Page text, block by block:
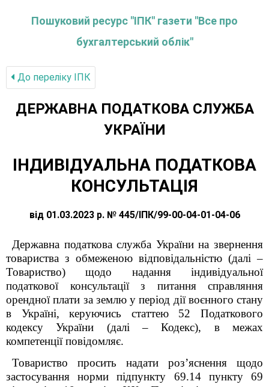
Пошуковий ресурс "ІПК" газети "Все про
бухгалтерський облік"
До переліку IПК
ДЕРЖАВНА ПОДАТКОВА СЛУЖБА
УКРАЇНИ
ІНДИВІДУАЛЬНА ПОДАТКОВА
КОНСУЛЬТАЦІЯ
від 01.03.2023 р. № 445/ІПК/99-00-04-01-04-06
Державна податкова служба України на звернення
товариства з обмеженою відповідальністю (далі –
Товариство) щодо надання індивідуальної
податкової консультації з питання справляння
орендної плати за землю у період дії воєнного стану
в Україні, керуючись статтею 52 Податкового
кодексу України (далі – Кодекс), в межах
компетенції повідомляє.
Товариство просить надати роз’яснення щодо
застосування норми підпункту 69.14 пункту 69